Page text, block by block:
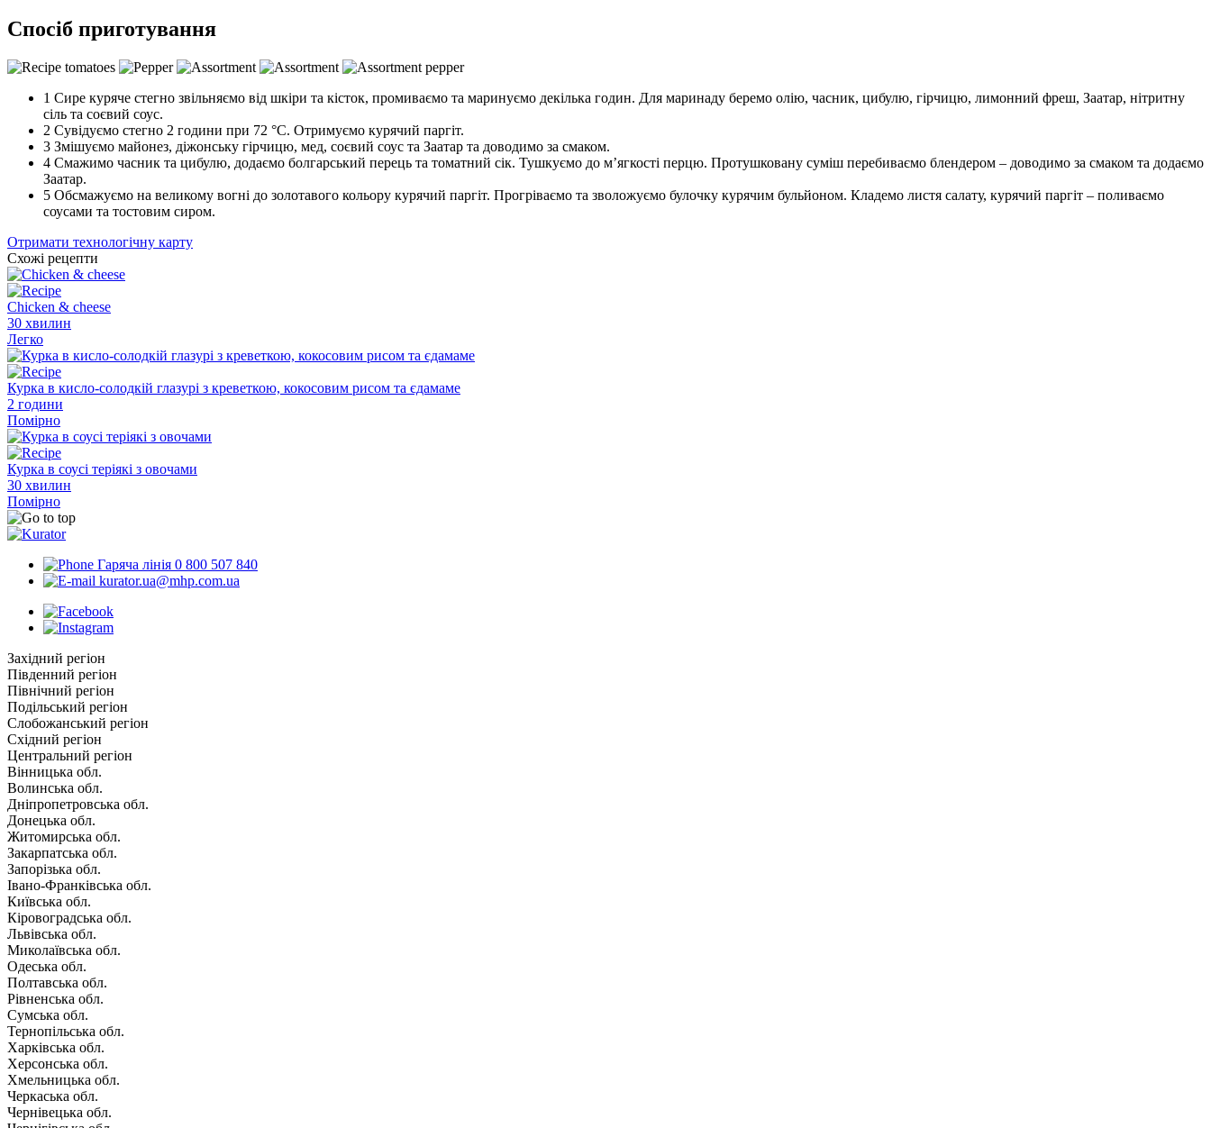
Спосіб приготування
1 Сире куряче стегно звільняємо від шкіри та кісток, промиваємо та маринуємо декілька годин. Для маринаду беремо олію, часник, цибулю, гірчицю, лимонний фреш, Заатар, нітритну
сіль та соєвий соус.
2 Сувідуємо стегно 2 години при 72 °C. Отримуємо курячий паргіт.
3 Змішуємо майонез, діжонську гірчицю, мед, соєвий соус та Заатар та доводимо за смаком.
4 Смажимо часник та цибулю, додаємо болгарський перець та томатний сік. Тушкуємо до м’ягкості перцю. Протушковану суміш перебиваємо блендером – доводимо за смаком та додаємо
Заатар.
5 Обсмажуємо на великому вогні до золотавого кольору курячий паргіт. Прогріваємо та зволожуємо булочку курячим бульйоном. Кладемо листя салату, курячий паргіт – поливаємо
соусами та тостовим сиром.
Отримати технологічну карту
Схожі рецепти
Chicken & cheese
30 хвилин
Легко
Курка в кисло-солодкій глазурі з креветкою, кокосовим рисом та єдамаме
2 години
Помірно
Курка в соусі теріякі з овочами
30 хвилин
Помірно
Гаряча лінія 0 800 507 840
kurator.ua@mhp.com.ua
Західний регіон
Південний регіон
Північний регіон
Подільський регіон
Слобожанський регіон
Східний регіон
Центральний регіон
Вінницька обл.
Волинська обл.
Дніпропетровська обл.
Донецька обл.
Житомирська обл.
Закарпатська обл.
Запорізька обл.
Івано-Франківська обл.
Київська обл.
Кіровоградська обл.
Львівська обл.
Миколаївська обл.
Одеська обл.
Полтавська обл.
Рівненська обл.
Сумська обл.
Тернопільська обл.
Харківська обл.
Херсонська обл.
Хмельницька обл.
Черкаська обл.
Чернівецька обл.